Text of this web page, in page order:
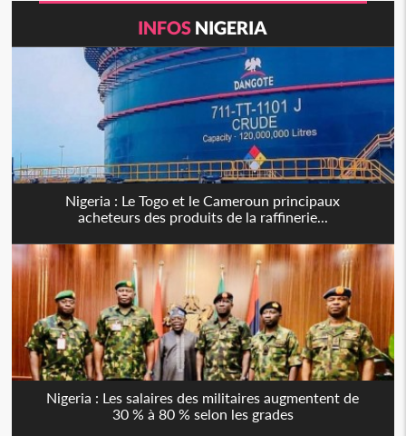
INFOS NIGERIA
Nigeria : Le Togo et le Cameroun principaux
acheteurs des produits de la raffinerie...
Nigeria : Les salaires des militaires augmentent de
30 % à 80 % selon les grades